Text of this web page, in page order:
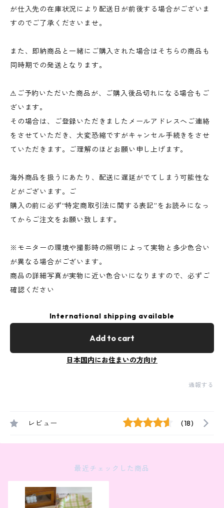
が仕入先の在庫状況により配送日が前後する場合がございま
すのでご了承くださいませ。
また、即納商品と一緒にご購入された場合はそちらの商品も
同時期での発送となります。
⚠︎ご予約いただいた商品が、ご購入後品切れになる場合もご
ざいます。
その場合は、ご登録いただきましたメールアドレスへご連絡
をさせていただき、大変恐縮ですがキャンセル手続きをさせ
ていただきます。ご理解のほどお願い申し上げます。
海外商品を扱うにあたり、配送に遅延がでてしまう可能性な
どがございます。ご
購入の前に必ず“特定商取引法に関する表記”をお読みになっ
てからご注文をお願い致します。
※モニターの環境や撮影時の照明によって実物と多少色合い
が異なる場合がございます。
商品の詳細写真が実物に近い色合いになりますので、必ずご
確認ください
International shipping available
Add to cart
日本国内にお住まいの方向け
通報する
レビュー (18)
最近チェックした商品